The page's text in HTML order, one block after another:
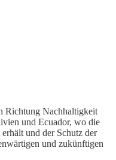
Richtung Nachhaltigkeit
und Ecuador, wo die
und der Schutz der
und zukünftigen